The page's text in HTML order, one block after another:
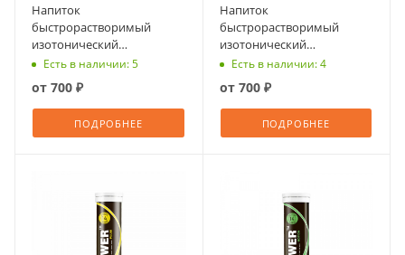
Напиток
быстрорастворимый
изотонический
ВИЛЛПАУЭР Пульс с
шипучие таблетки №14
Есть в наличии: 5
от 700 ₽
ПОДРОБНЕЕ
Напиток
быстрорастворимый
изотонический
ВИЛЛПАУЭР Пульс с
шипучие таблетки №14
Есть в наличии: 4
от 700 ₽
ПОДРОБНЕЕ